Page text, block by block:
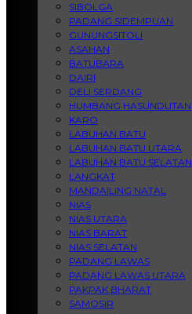
SIBOLGA
PADANG SIDEMPUAN
GUNUNGSITOLI
ASAHAN
BATUBARA
DAIRI
DELI SERDANG
HUMBANG HASUNDUTAN
KARO
LABUHAN BATU
LABUHAN BATU UTARA
LABUHAN BATU SELATAN
LANGKAT
MANDAILING NATAL
NIAS
NIAS UTARA
NIAS BARAT
NIAS SELATAN
PADANG LAWAS
PADANG LAWAS UTARA
PAKPAK BHARAT
SAMOSIR